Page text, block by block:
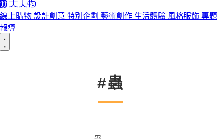
線上購物 設計創意 特別企劃 藝術創作 生活體驗 風格服飾 專題
報導
#蟲